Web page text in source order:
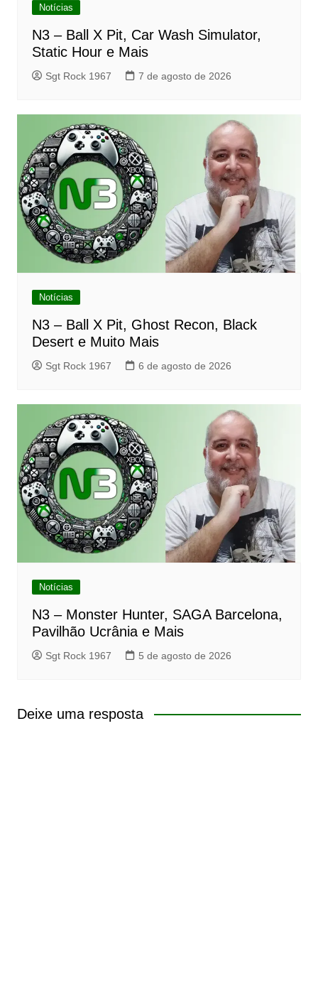
Notícias
N3 – Ball X Pit, Car Wash Simulator,
Static Hour e Mais
Sgt Rock 1967 7 de agosto de 2026
Notícias
N3 – Ball X Pit, Ghost Recon, Black
Desert e Muito Mais
Sgt Rock 1967 6 de agosto de 2026
Notícias
N3 – Monster Hunter, SAGA Barcelona,
Pavilhão Ucrânia e Mais
Sgt Rock 1967 5 de agosto de 2026
Deixe uma resposta